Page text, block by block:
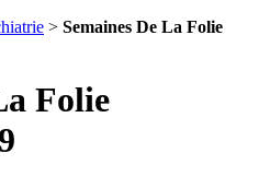
> Semaines De La Folie
Folie